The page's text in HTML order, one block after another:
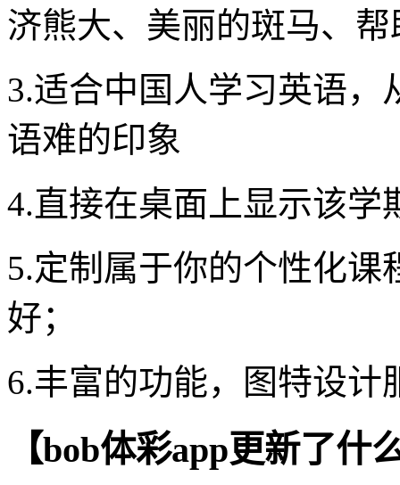
济熊大、美丽的斑马、
3.适合中国人学习英语
语难的印象
4.直接在桌面上显示该学
5.定制属于你的个性化
好；
6.丰富的功能，图特设计
【bob体彩app更新了什